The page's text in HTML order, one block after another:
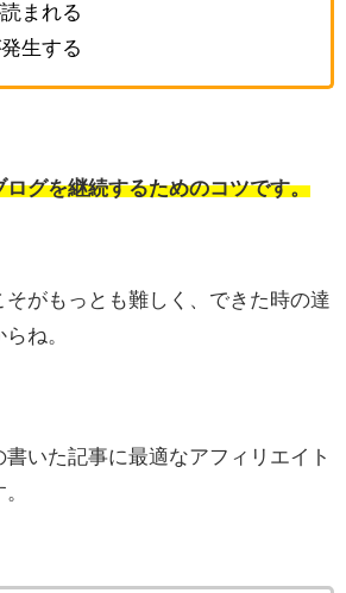
まれる
生する
グを継続するためのコツです。
がもっとも難しく、できた時の達
ね。
いた記事に最適なアフィリエイト